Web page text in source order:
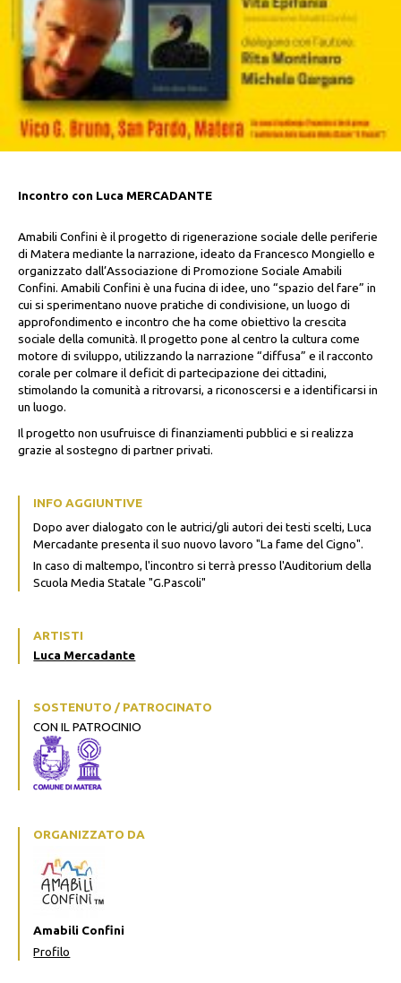
Incontro con Luca MERCADANTE
Amabili Confini è il progetto di rigenerazione sociale delle periferie
di Matera mediante la narrazione, ideato da Francesco Mongiello e
organizzato dall’Associazione di Promozione Sociale Amabili
Confini. Amabili Confini è una fucina di idee, uno “spazio del fare” in
cui si sperimentano nuove pratiche di condivisione, un luogo di
approfondimento e incontro che ha come obiettivo la crescita
sociale della comunità. Il progetto pone al centro la cultura come
motore di sviluppo, utilizzando la narrazione “diffusa” e il racconto
corale per colmare il deficit di partecipazione dei cittadini,
stimolando la comunità a ritrovarsi, a riconoscersi e a identificarsi in
un luogo.
Il progetto non usufruisce di finanziamenti pubblici e si realizza
grazie al sostegno di partner privati.
INFO AGGIUNTIVE
Dopo aver dialogato con le autrici/gli autori dei testi scelti, Luca
Mercadante presenta il suo nuovo lavoro "La fame del Cigno".
In caso di maltempo, l'incontro si terrà presso l'Auditorium della
Scuola Media Statale "G.Pascoli"
ARTISTI
Luca Mercadante
SOSTENUTO / PATROCINATO
CON IL PATROCINIO
ORGANIZZATO DA
Amabili Confini
Profilo